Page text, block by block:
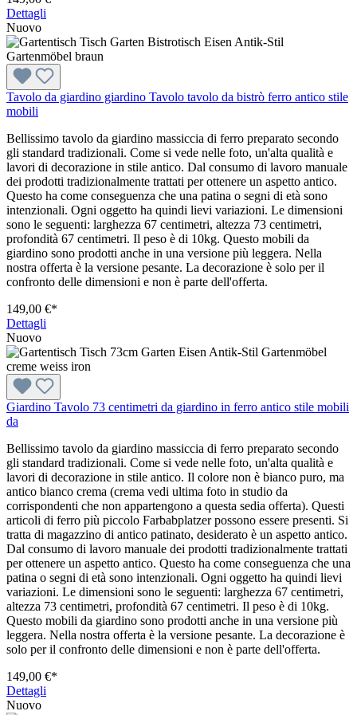
Dettagli
Nuovo
Tavolo da giardino giardino Tavolo tavolo da bistrò ferro antico stile
mobili
Bellissimo tavolo da giardino massiccia di ferro preparato secondo
gli standard tradizionali. Come si vede nelle foto, un'alta qualità e
lavori di decorazione in stile antico. Dal consumo di lavoro manuale
dei prodotti tradizionalmente trattati per ottenere un aspetto antico.
Questo ha come conseguenza che una patina o segni di età sono
intenzionali. Ogni oggetto ha quindi lievi variazioni. Le dimensioni
sono le seguenti: larghezza 67 centimetri, altezza 73 centimetri,
profondità 67 centimetri. Il peso è di 10kg. Questo mobili da
giardino sono prodotti anche in una versione più leggera. Nella
nostra offerta è la versione pesante. La decorazione è solo per il
confronto delle dimensioni e non è parte dell'offerta.
149,00 €*
Dettagli
Nuovo
Giardino Tavolo 73 centimetri da giardino in ferro antico stile mobili
da
Bellissimo tavolo da giardino massiccia di ferro preparato secondo
gli standard tradizionali. Come si vede nelle foto, un'alta qualità e
lavori di decorazione in stile antico. Il colore non è bianco puro, ma
antico bianco crema (crema vedi ultima foto in studio da
corrispondenti che non appartengono a questa sedia offerta). Questi
articoli di ferro più piccolo Farbabplatzer possono essere presenti. Si
tratta di magazzino di antico patinato, desiderato è un aspetto antico.
Dal consumo di lavoro manuale dei prodotti tradizionalmente trattati
per ottenere un aspetto antico. Questo ha come conseguenza che una
patina o segni di età sono intenzionali. Ogni oggetto ha quindi lievi
variazioni. Le dimensioni sono le seguenti: larghezza 67 centimetri,
altezza 73 centimetri, profondità 67 centimetri. Il peso è di 10kg.
Questo mobili da giardino sono prodotti anche in una versione più
leggera. Nella nostra offerta è la versione pesante. La decorazione è
solo per il confronto delle dimensioni e non è parte dell'offerta.
149,00 €*
Dettagli
Nuovo